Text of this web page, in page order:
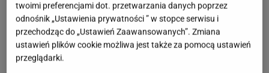
Hanna Mikuć wspomina Emiliana Kamińskiego.
"Nikt nie zdawał sobie sprawy, że był to poważny
stan"
twoimi preferencjami dot. przetwarzania danych poprzez
odnośnik „Ustawienia prywatności ” w stopce serwisu i
przechodząc do „Ustawień Zaawansowanych”. Zmiana
ustawień plików cookie możliwa jest także za pomocą ustawień
przeglądarki.